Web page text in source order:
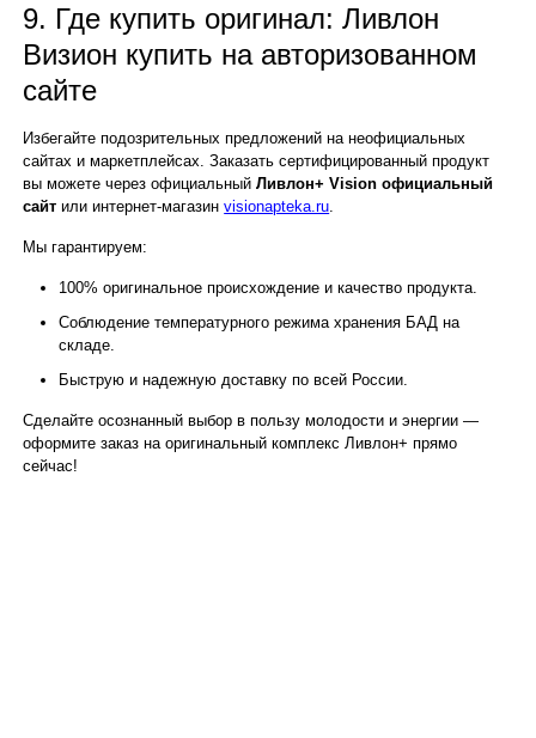
9. Где купить оригинал: Ливлон
Визион купить на авторизованном
сайте
Избегайте подозрительных предложений на неофициальных
сайтах и маркетплейсах. Заказать сертифицированный продукт
вы можете через официальныйЛивлон+ Vision официальный
сайт или интернет-магазинvisionapteka.ru
Мы гарантируем:
100% оригинальное происхождение и качество продукта.
Соблюдение температурного режима хранения БАД на
складе.
Быструю и надежную доставку по всей России.
Сделайте осознанный выбор в пользу молодости и энергии —
оформите заказ на оригинальный комплекс Ливлон+ прямо
сейчас!